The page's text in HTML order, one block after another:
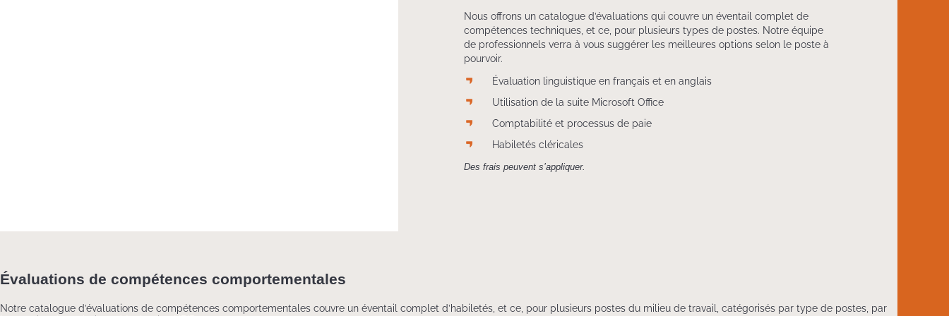
Nous offrons un catalogue d’évaluations qui couvre un éventail complet de
compétences techniques, et ce, pour plusieurs types de postes. Notre équipe
de professionnels verra à vous suggérer les meilleures options selon le poste à
pourvoir.
Évaluation linguistique en français et en anglais
Utilisation de la suite Microsoft Office
Comptabilité et processus de paie
Habiletés cléricales
Des frais peuvent s’appliquer.
Évaluations de compétences comportementales
Notre catalogue d’évaluations de compétences comportementales couvre un éventail complet d’habiletés, et ce, pour plusieurs postes du milieu de travail, catégorisés par type de postes, par